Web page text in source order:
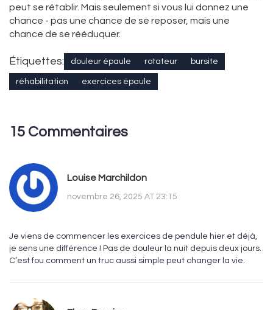
peut se rétablir. Mais seulement si vous lui donnez une
chance - pas une chance de se reposer, mais une
chance de se rééduquer.
Étiquettes: douleur épaule rotateur bursite
réhabilitation exercices épaule
15 Commentaires
Louise Marchildon
novembre 26, 2025 AT 23:15
Je viens de commencer les exercices de pendule hier et déjà,
je sens une différence ! Pas de douleur la nuit depuis deux jours.
C’est fou comment un truc aussi simple peut changer la vie.